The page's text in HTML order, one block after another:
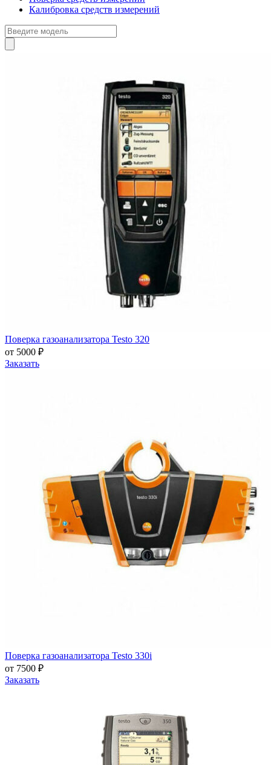
Калибровка средств измерений
Поверка газоанализатора Testo 320
от 5000 ₽
Заказать
Поверка газоанализатора Testo 330i
от 7500 ₽
Заказать